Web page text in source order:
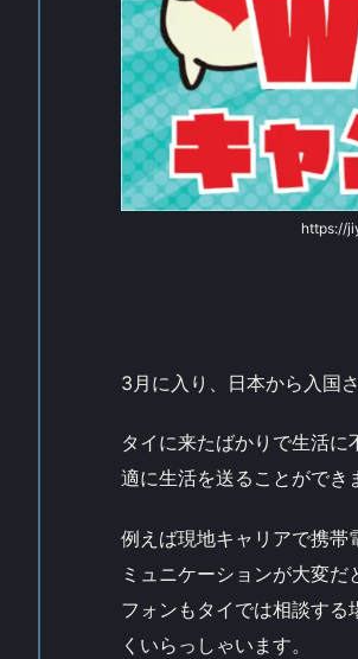
https://
3月に入り、日本から入国
タイに来たばかりで生活
適に生活を送ることができ
例えば現地キャリアで携帯
ミュニケーションが大変
フォンもタイでは相談す
くいらっしゃいます。